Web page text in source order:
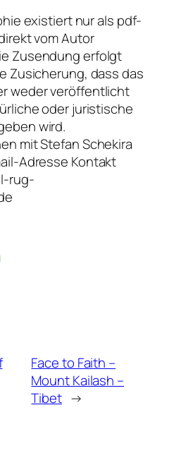
existiert nur als pdf-
vom Autor
Zusendung erfolgt
Zusicherung, dass das
weder veröffentlicht
oder juristische
wird.
mit Stefan Schekira
Adresse Kontakt
rug-
Face to Faith –
Mount Kailash –
Tibet →